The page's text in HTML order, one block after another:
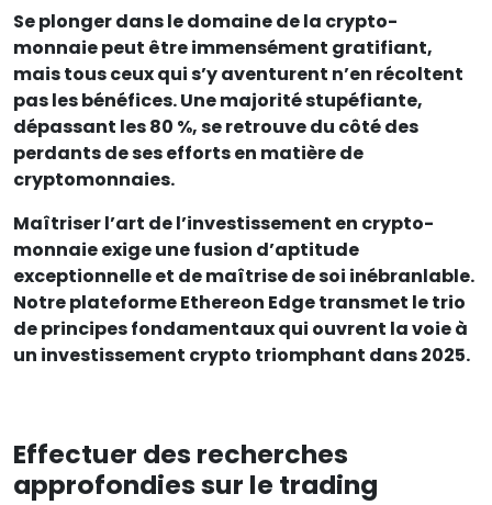
Se plonger dans le domaine de la crypto-
monnaie peut être immensément gratifiant,
mais tous ceux qui s’y aventurent n’en récoltent
pas les bénéfices. Une majorité stupéfiante,
dépassant les 80 %, se retrouve du côté des
perdants de ses efforts en matière de
cryptomonnaies.
Maîtriser l’art de l’investissement en crypto-
monnaie exige une fusion d’aptitude
exceptionnelle et de maîtrise de soi inébranlable.
Notre plateforme Ethereon Edge transmet le trio
de principes fondamentaux qui ouvrent la voie à
un investissement crypto triomphant dans 2025.
Effectuer des recherches
approfondies sur le trading